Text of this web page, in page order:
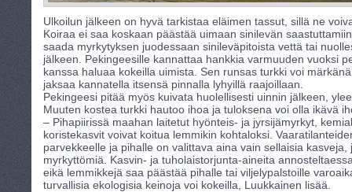
Ulkoilun jälkeen on hyvä tarkistaa eläimen tassut, sillä ne
Koiraa ei saa koskaan päästää uimaan sinilevän
saada myrkytyksen juodessaan sinileväpitoista vettä tai
jälkeen. Pekingeesille kannattaa hankkia varmuuden vuoksi
kanssa haluaa kokeilla uimista. Sen runsas turkki voi
jaksaa kannatella itsensä pinnalla lyhyillä raajoillaan.
Pekingeesi pitää myös kuivata huolellisesti uinnin jälkeen,
Muuten kostea turkki hautoo ihoa ja tuloksena voi olla ikävä
– Pihapiirissä maahan laitetut hyönteis- ja jyrsijämyrkyt,
koristekasvit voivat koitua lemmikin kohtaloksi.
parvekkeelle ja pihalle on valittava aina vain sellaisia kasveja,
myrkyttömiä. Kasvin- ja tuholaistorjunta-aineita
eikä lemmikkejä saa päästää pihalle tai viljelypalstoille
turvallisia ekologisia keinoja voi kokeilla, Luukkainen lisää.